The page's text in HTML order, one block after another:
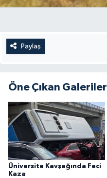
Paylaş
Öne Çıkan Galeriler
Üniversite Kavşağında Feci
Kaza